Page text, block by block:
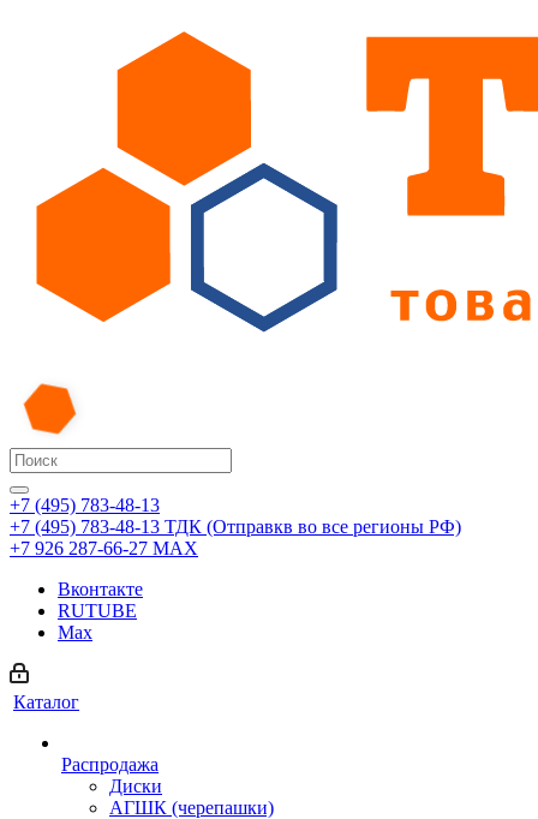
+7 (495) 783-48-13
+7 (495) 783-48-13 ТДК (Отправкв во все регионы РФ)
+7 926 287-66-27 МАХ
Вконтакте
RUTUBE
Max
Каталог
Распродажа
Диски
АГШК (черепашки)